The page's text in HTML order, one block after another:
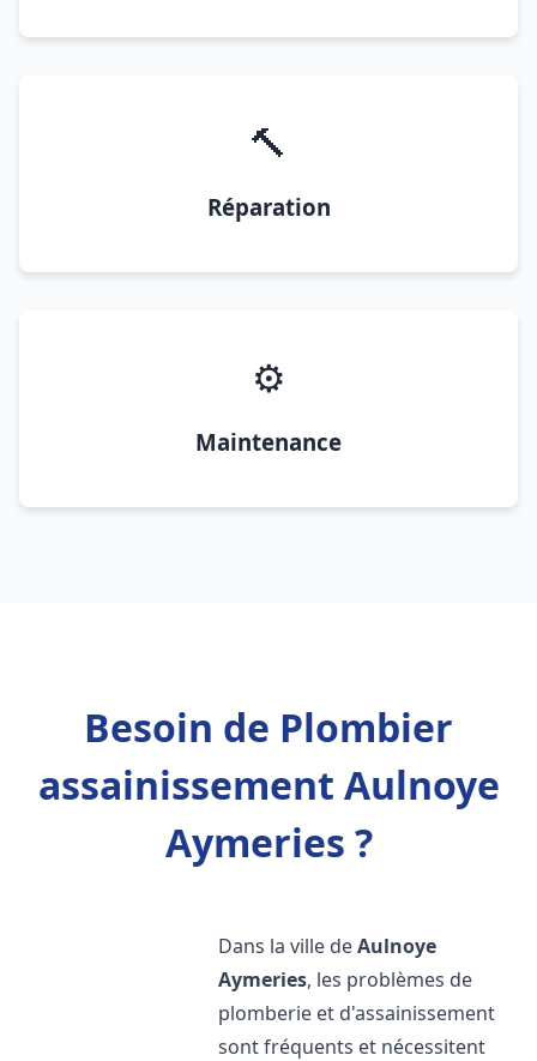
🔨
Réparation
⚙️
Maintenance
Besoin de Plombier
assainissement Aulnoye
Aymeries ?
Dans la ville deAulnoye
Aymeries, les problèmes de
plomberie et d'assainissement
sont fréquents et nécessitent